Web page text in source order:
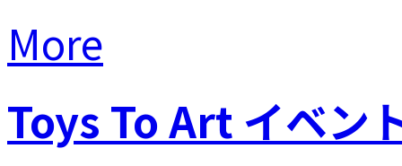
More
Toys To Art イベ